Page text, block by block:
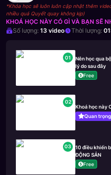
*Khóa học sẽ luôn luôn cập nhật thêm
nhiều quá Quyết quay không kịp)
KHOÁ HỌC NÀY CÓ GÌ VÀ BẠN SẼ
Số lượng: 13 video Thời lượng:
01
Nên học qua
lý do sau đây
Free
02
Khoá học này
Quan trọng
03
10 điều khiến
ĐỘNG SẢN
Free